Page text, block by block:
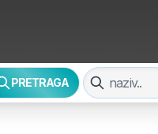
PRETRAGA